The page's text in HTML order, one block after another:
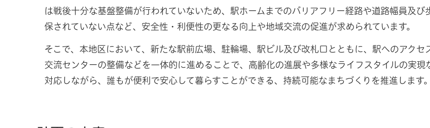
は戦後十分な基盤整備が行われていないため、駅ホームまでのバリアフリー経路や道路幅員及び
保されていない点など、安全性・利便性の更なる向上や地域交流の促進が求められています。
そこで、本地区において、新たな駅前広場、駐輪場、駅ビル及び改札口とともに、駅へのアクセ
交流センターの整備などを一体的に進めることで、高齢化の進展や多様なライフスタイルの実現
対応しながら、誰もが便利で安心して暮らすことができる、持続可能なまちづくりを推進します。